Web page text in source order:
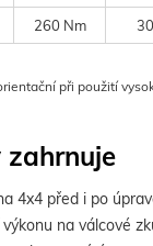
260 Nm
při použití
zahrnuje
4x4 před i po
na válcové